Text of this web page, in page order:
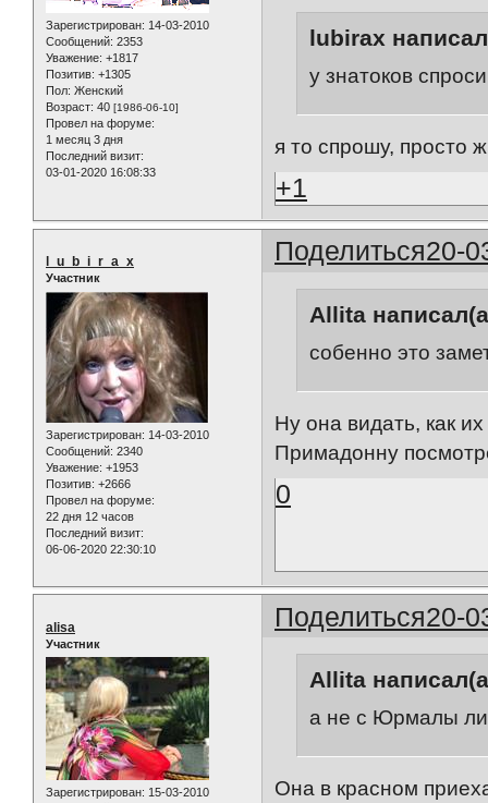
Зарегистрирован: 14-03-2010
Сообщений: 2353
Уважение: +1817
Позитив: +1305
Пол: Женский
Возраст: 40 [1986-06-10]
Провел на форуме:
1 месяц 3 дня
Последний визит:
03-01-2020 16:08:33
lubirax
у знатоков
я то спрошу, просто
+1
Поделиться20-
l_u_b_i_r_a_x
Участник
Зарегистрирован: 14-03-2010
Сообщений: 2340
Уважение: +1953
Позитив: +2666
Провел на форуме:
22 дня 12 часов
Последний визит:
06-06-2020 22:30:10
Allita
собенно это
Ну она видать, как
Примадонну
0
Поделиться20-
alisa
Участник
Зарегистрирован: 15-03-2010
Allita
а не с Юрмалы
Она в красном